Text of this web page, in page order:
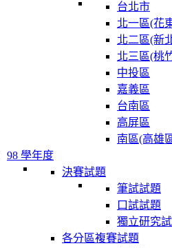
台北市
北一區(花
北二區(新
北三區(桃
中投區
嘉義區
台南區
高屏區
南區(高雄
98 學年度
決賽試題
筆試試題
口試試題
獨立研究
各分區複賽試題